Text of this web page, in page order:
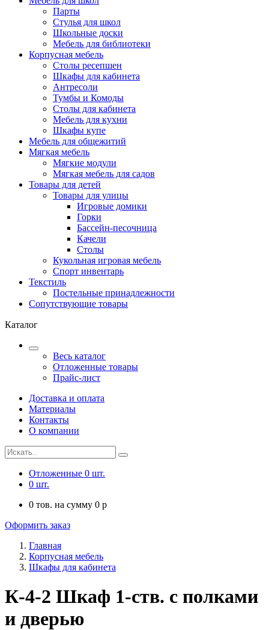
Парты
Стулья для школ
Школьные доски
Мебель для библиотеки
Корпусная мебель
Столы ресепшен
Шкафы для кабинета
Антресоли
Тумбы и Комоды
Столы для кабинета
Мебель для кухни
Шкафы купе
Мебель для общежитий
Мягкая мебель
Мягкие модули
Мягкая мебель для садов
Товары для детей
Товары для улицы
Игровые домики
Горки
Бассейн-песочница
Качели
Столы
Кукольная игровая мебель
Спорт инвентарь
Текстиль
Постельные принадлежности
Сопутствующие товары
Каталог
Весь каталог
Отложенные товары
Прайс-лист
Доставка и оплата
Материалы
Контакты
О компании
Отложенные 0 шт.
0 шт.
0 тов. на сумму 0 p
Оформить заказ
Главная
Корпусная мебель
Шкафы для кабинета
К-4-2 Шкаф 1-ств. с полками
и дверью